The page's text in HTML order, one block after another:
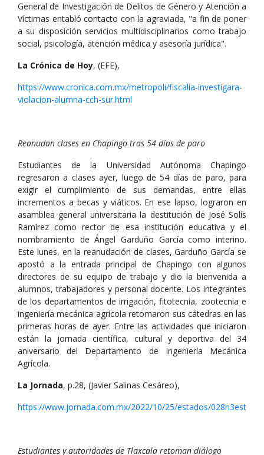
General de Investigación de Delitos de Género y Atención a
Víctimas entabló contacto con la agraviada, "a fin de poner
a su disposición servicios multidisciplinarios como trabajo
social, psicología, atención médica y asesoría jurídica".
La Crónica de Hoy, (EFE),
https://www.cronica.com.mx/metropoli/fiscalia-investigara-
violacion-alumna-cch-sur.html
Reanudan clases en Chapingo tras 54 días de paro
Estudiantes de la Universidad Autónoma Chapingo
regresaron a clases ayer, luego de 54 días de paro, para
exigir el cumplimiento de sus demandas, entre ellas
incrementos a becas y viáticos. En ese lapso, lograron en
asamblea general universitaria la destitución de José Solís
Ramírez como rector de esa institución educativa y el
nombramiento de Ángel Garduño García como interino.
Este lunes, en la reanudación de clases, Garduño García se
apostó a la entrada principal de Chapingo con algunos
directores de su equipo de trabajo y dio la bienvenida a
alumnos, trabajadores y personal docente. Los integrantes
de los departamentos de irrigación, fitotecnia, zootecnia e
ingeniería mecánica agrícola retomaron sus cátedras en las
primeras horas de ayer. Entre las actividades que iniciaron
están la jornada científica, cultural y deportiva del 34
aniversario del Departamento de Ingeniería Mecánica
Agrícola.
La Jornada, p.28, (Javier Salinas Cesáreo),
https://www.jornada.com.mx/2022/10/25/estados/028n3est
Estudiantes y autoridades de Tlaxcala retoman diálogo